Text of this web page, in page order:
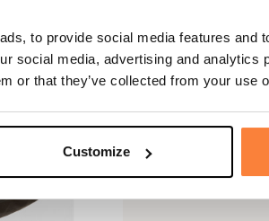
to provide social media features and
social media, advertising and analytics
or that they’ve collected from your use
Customize